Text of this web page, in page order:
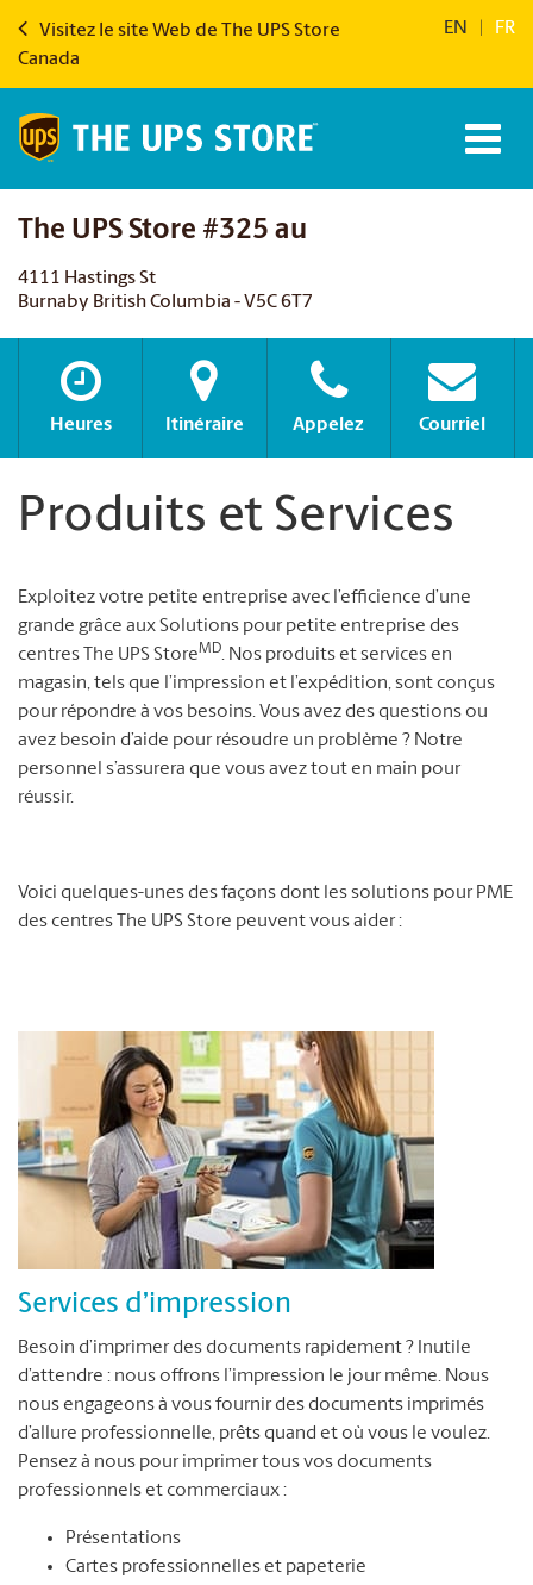
Visitez le site Web de The UPS Store
Canada
EN FR
The UPS Store #325 au
4111 Hastings St
Burnaby British Columbia - V5C 6T7
Heures Itinéraire Appelez Courriel
Produits et Services
Exploitez votre petite entreprise avec l’efficience d’une
grande grâce aux Solutions pour petite entreprise des
centres The UPS StoreMD. Nos produits et services en
magasin, tels que l’impression et l’expédition, sont conçus
pour répondre à vos besoins. Vous avez des questions ou
avez besoin d’aide pour résoudre un problème ? Notre
personnel s’assurera que vous avez tout en main pour
réussir.
Voici quelques-unes des façons dont les solutions pour PME
des centres The UPS Store peuvent vous aider :
Services d’impression
Besoin d’imprimer des documents rapidement ? Inutile
d’attendre : nous offrons l’impression le jour même. Nous
nous engageons à vous fournir des documents imprimés
d’allure professionnelle, prêts quand et où vous le voulez.
Pensez à nous pour imprimer tous vos documents
professionnels et commerciaux :
Présentations
Cartes professionnelles et papeterie